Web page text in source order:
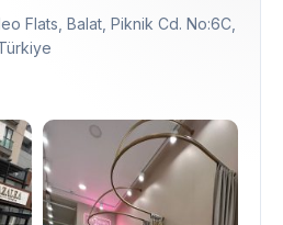
Flats, Balat, Piknik Cd. No:6C,